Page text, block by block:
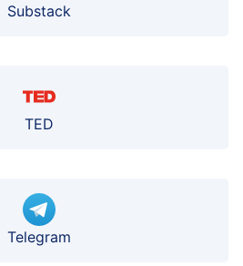
Substack
TED
Telegram